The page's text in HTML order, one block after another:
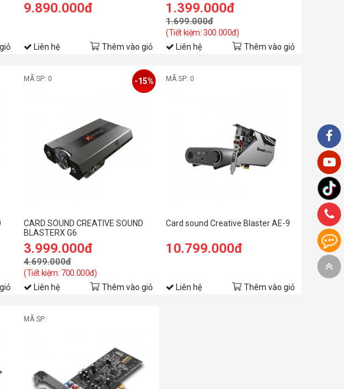
9.890.000đ
Liên hệ Thêm vào giỏ
1.399.000đ
1.699.000đ
(Tiết kiệm: 300.000đ)
Liên hệ Thêm vào giỏ
MÃ SP: 0
CARD SOUND CREATIVE SOUND
BLASTERX G6
3.999.000đ
4.699.000đ
(Tiết kiệm: 700.000đ)
-15%
Liên hệ Thêm vào giỏ
MÃ SP: 0
Card sound Creative Blaster AE-9
10.799.000đ
Liên hệ Thêm vào giỏ
MÃ SP: